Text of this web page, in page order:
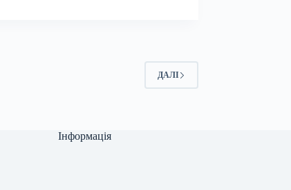
ДАЛІ
Інформація